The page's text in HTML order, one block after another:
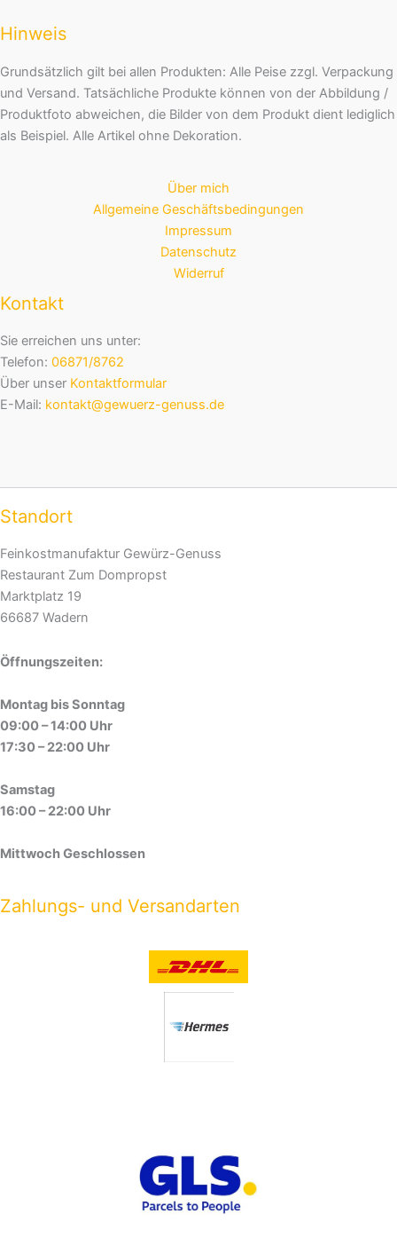
Hinweis
Grundsätzlich gilt bei allen Produkten: Alle Peise zzgl. Verpackung
und Versand. Tatsächliche Produkte können von der Abbildung /
Produktfoto abweichen, die Bilder von dem Produkt dient lediglich
als Beispiel. Alle Artikel ohne Dekoration.
Über mich
Allgemeine Geschäftsbedingungen
Impressum
Datenschutz
Widerruf
Kontakt
Sie erreichen uns unter:
Telefon: 06871/8762
Über unser Kontaktformular
E-Mail: kontakt@gewuerz-genuss.de
Standort
Feinkostmanufaktur Gewürz-Genuss
Restaurant Zum Dompropst
Marktplatz 19
66687 Wadern
Öffnungszeiten:
Montag bis Sonntag
09:00 – 14:00 Uhr
17:30 – 22:00 Uhr
Samstag
16:00 – 22:00 Uhr
Mittwoch Geschlossen
Zahlungs- und Versandarten